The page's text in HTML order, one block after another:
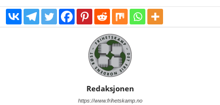
Redaksjonen
https://www.frihetskamp.no